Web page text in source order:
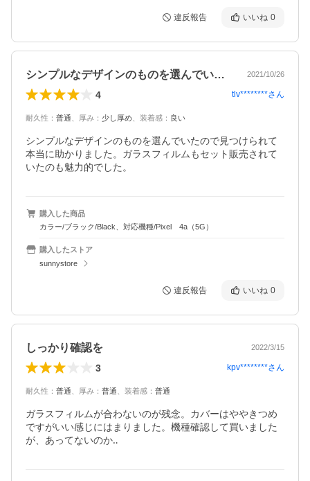
違反報告 いいね 0
シンプルなデザインのものを選んでいたの… 2021/10/26
4 tlv********さん
耐久性 ： 普通 厚み ： 少し厚め 装着感 ： 良い
シンプルなデザインのものを選んでいたので見つけられて
本当に助かりました。ガラスフィルムもセット販売されて
いたのも魅力的でした。
購入した商品
カラー/ブラック/Black、対応機種/Pixel 4a（5G）
購入したストア
sunnystore
違反報告 いいね 0
しっかり確認を 2022/3/15
3 kpv********さん
耐久性 ： 普通 厚み ： 普通 装着感 ： 普通
ガラスフィルムが合わないのが残念。カバーはややきつめ
ですがいい感じにはまりました。機種確認して買いました
が、あってないのか‥